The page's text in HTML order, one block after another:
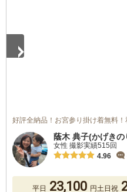
好評全納品！お宮参り掛け着無料
蔭木 典子(かげきの
女性 撮影実績515回
4.96
平日 23,100 円土日祝